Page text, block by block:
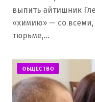
выпить айтишник
«химию» — со всеми,
тюрьме,…
ОБЩЕСТВО